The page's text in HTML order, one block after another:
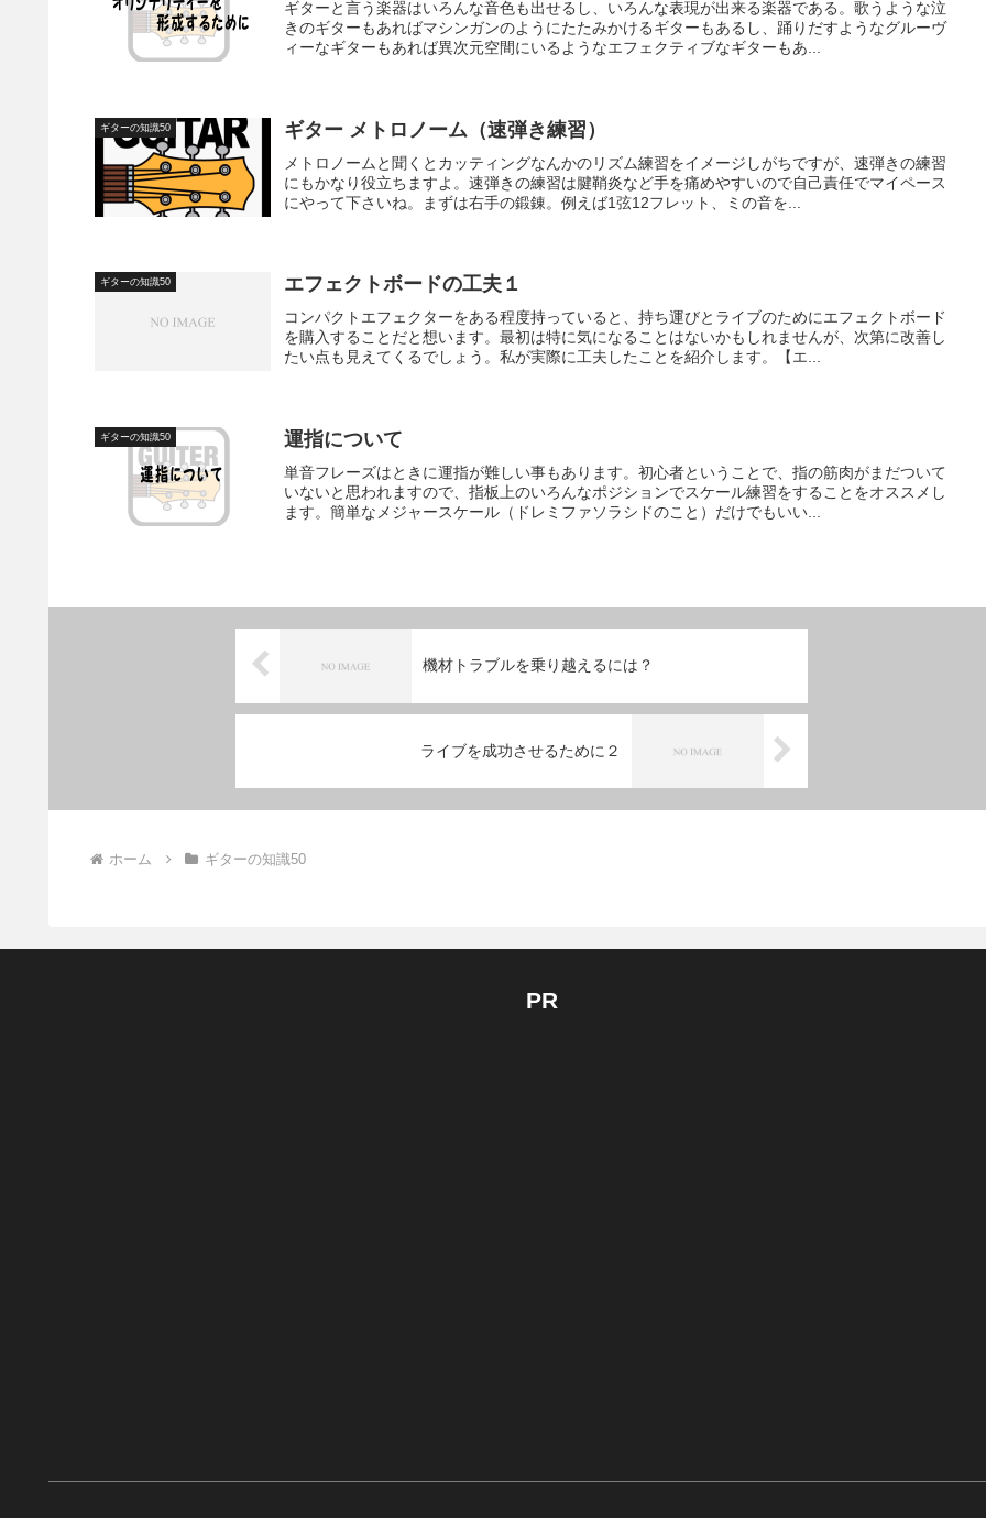
ギターと言う楽器はいろんな音色も出せるし、いろんな表現が出来る楽器である。歌うような泣
きのギターもあればマシンガンのようにたたみかけるギターもあるし、踊りだすようなグルーヴ
ィーなギターもあれば異次元空間にいるようなエフェクティブなギターもあ...
ギターの知識50 ギター メトロノーム（速弾き練習）
メトロノームと聞くとカッティングなんかのリズム練習をイメージしがちですが、速弾きの練習
にもかなり役立ちますよ。速弾きの練習は腱鞘炎など手を痛めやすいので自己責任でマイペース
にやって下さいね。まずは右手の鍛錬。例えば1弦12フレット、ミの音を...
ギターの知識50 エフェクトボードの工夫１
コンパクトエフェクターをある程度持っていると、持ち運びとライブのためにエフェクトボード
を購入することだと想います。最初は特に気になることはないかもしれませんが、次第に改善し
たい点も見えてくるでしょう。私が実際に工夫したことを紹介します。【エ...
ギターの知識50 運指について
単音フレーズはときに運指が難しい事もあります。初心者ということで、指の筋肉がまだついて
いないと思われますので、指板上のいろんなポジションでスケール練習をすることをオススメし
ます。簡単なメジャースケール（ドレミファソラシドのこと）だけでもいい...
機材トラブルを乗り越えるには？
ライブを成功させるために２
ホーム ギターの知識50
PR